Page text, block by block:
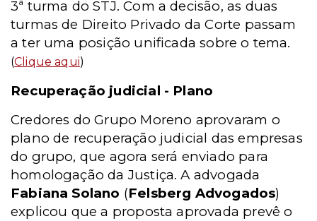
3ª turma do STJ. Com a decisão, as duas
turmas de Direito Privado da Corte passam
a ter uma posição unificada sobre o tema.
(Clique aqui)
Recuperação judicial - Plano
Credores do Grupo Moreno aprovaram o
plano de recuperação judicial das empresas
do grupo, que agora será enviado para
homologação da Justiça. A advogada
Fabiana Solano (Felsberg Advogados)
explicou que a proposta aprovada prevê o